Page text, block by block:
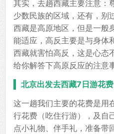
其实，去趟西藏主要注意：
少数民族的区域，还有，别
西藏是高原地区，但是一般
能适应，高反主要是与身体
西藏就害怕高反，这是心态
给你解答下高原反应的注意
北京出发去西藏7日游花费
这一趟我们主要的花费是用
行花费（吃住行游），及自
点小礼物、伴手礼，准备带